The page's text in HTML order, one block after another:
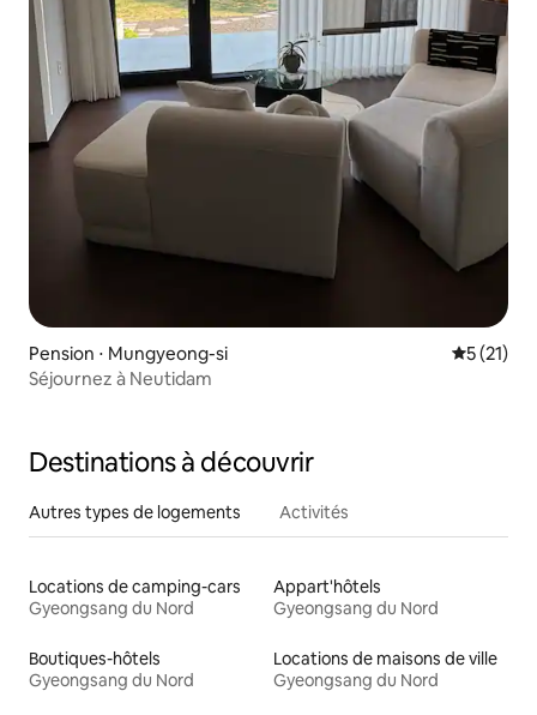
Pension ⋅ Mungyeong-si
5 (21)
Séjournez à Neutidam
Destinations à découvrir
Autres types de logements Activités
Locations de camping-cars
Gyeongsang du Nord
Appart'hôtels
Gyeongsang du Nord
Boutiques-hôtels
Gyeongsang du Nord
Locations de maisons de ville
Gyeongsang du Nord